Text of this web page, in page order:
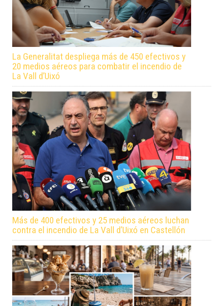
La Generalitat despliega más de 450 efectivos y
20 medios aéreos para combatir el incendio de
La Vall d’Uixó
Más de 400 efectivos y 25 medios aéreos luchan
contra el incendio de La Vall d’Uixó en Castellón